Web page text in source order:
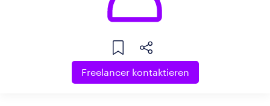
Freelancer kontaktieren